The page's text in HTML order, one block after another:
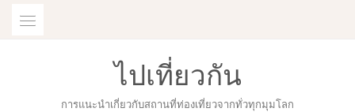
ไปเที่ยวกัน
การแนะนำเกี่ยวกับสถานที่ท่องเที่ยวจากทั่วทุกมุมโลก